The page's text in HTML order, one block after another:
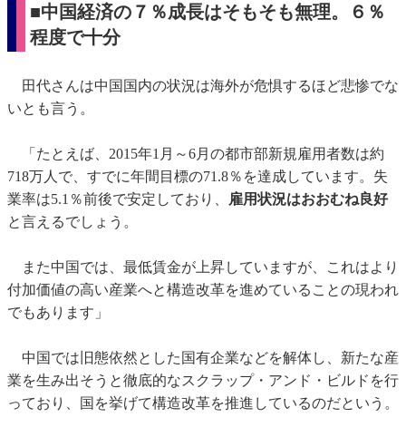
■中国経済の７％成長はそもそも無理。６％
程度で十分
田代さんは中国国内の状況は海外が危惧するほど悲惨でな
いとも言う。
「たとえば、2015年1月～6月の都市部新規雇用者数は約
718万人で、すでに年間目標の71.8％を達成しています。失
業率は5.1％前後で安定しており、
雇用状況はおおむね良好
と言えるでしょう。
また中国では、最低賃金が上昇していますが、これはより
付加価値の高い産業へと構造改革を進めていることの現われ
でもあります」
中国では旧態依然とした国有企業などを解体し、新たな産
業を生み出そうと徹底的なスクラップ・アンド・ビルドを行
っており、国を挙げて構造改革を推進しているのだという。